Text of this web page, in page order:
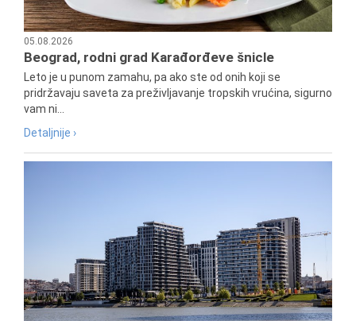
05.08.2026
Beograd, rodni grad Karađorđeve šnicle
Leto je u punom zamahu, pa ako ste od onih koji se
pridržavaju saveta za preživljavanje tropskih vrućina, sigurno
vam ni...
Detaljnije ›